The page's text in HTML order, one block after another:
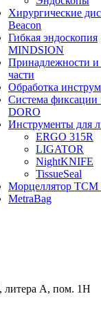
Хирургические
Beacon
Гибкая эндоскопия
MINDSION
Принадлежности и
части
Обработка
Система фиксации
DORO
Инструменты для
ERGO 315R
LIGATOR
NightKNIFE
TissueSeal
Морцеллятор ТСМ
MetraBag
литера А, пом. 1Н